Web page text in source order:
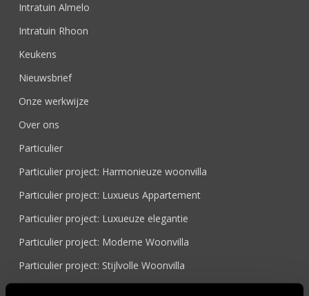
Intratuin Almelo
Intratuin Rhoon
Keukens
Nieuwsbrief
Onze werkwijze
Over ons
Particulier
Particulier project: Harmonieuze woonvilla
Particulier project: Luxueus Appartement
Particulier project: Luxueuze elegantie
Particulier project: Moderne Woonvilla
Particulier project: Stijlvolle Woonvilla